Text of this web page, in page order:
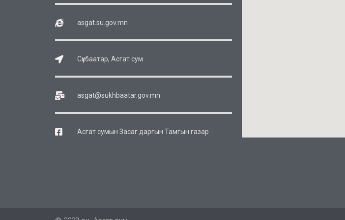
asgat.su.gov.mn
Сүхбаатар, Асгат сум
asgat@sukhbaatar.gov.mn
Асгат сумын Засаг даргын Тамгын газар